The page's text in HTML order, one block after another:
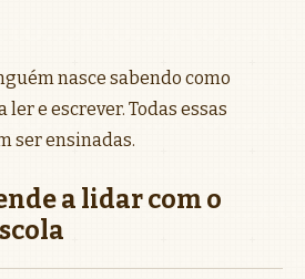
nasce sabendo como
e escrever. Todas essas
ser ensinadas.
a lidar com o